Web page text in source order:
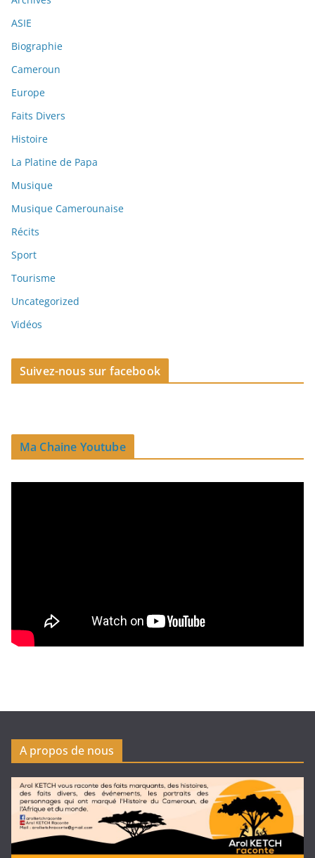
ASIE
Biographie
Cameroun
Europe
Faits Divers
Histoire
La Platine de Papa
Musique
Musique Camerounaise
Récits
Sport
Tourisme
Uncategorized
Vidéos
Suivez-nous sur facebook
Ma Chaine Youtube
A propos de nous